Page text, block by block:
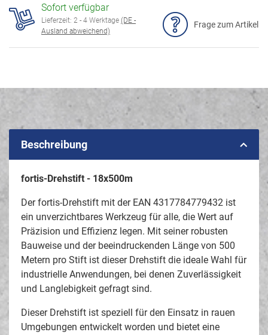
Sofort verfügbar
Lieferzeit: 2 - 4 Werktage (DE -
Ausland abweichend)
Frage zum Artikel
Beschreibung
fortis-Drehstift - 18x500m
Der fortis-Drehstift mit der EAN 4317784779432 ist
ein unverzichtbares Werkzeug für alle, die Wert auf
Präzision und Effizienz legen. Mit seiner robusten
Bauweise und der beeindruckenden Länge von 500
Metern pro Stift ist dieser Drehstift die ideale Wahl für
industrielle Anwendungen, bei denen Zuverlässigkeit
und Langlebigkeit gefragt sind.
Dieser Drehstift ist speziell für den Einsatz in rauen
Umgebungen entwickelt worden und bietet eine